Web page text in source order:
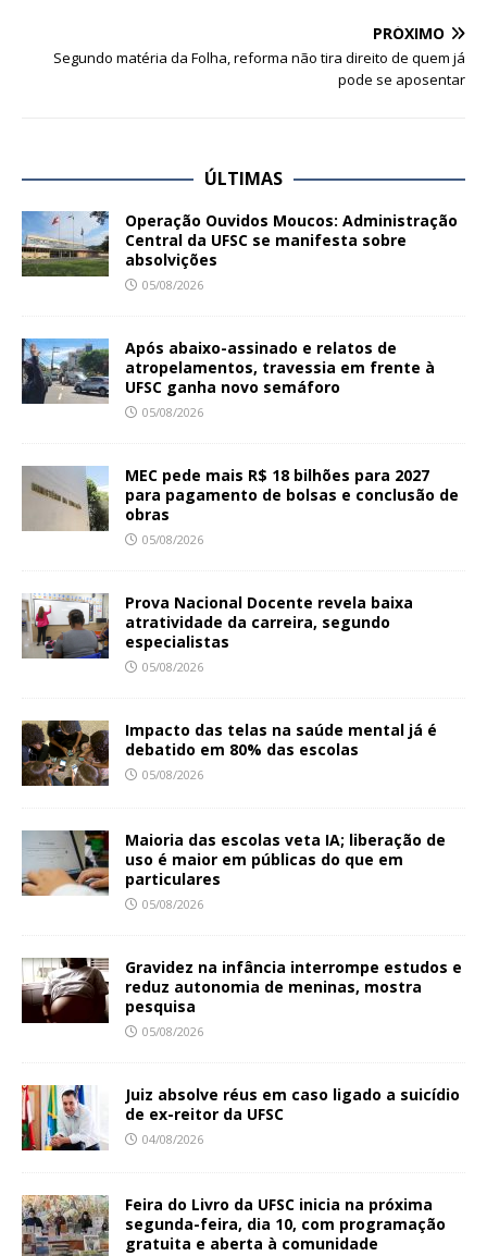
PRÓXIMO
Segundo matéria da Folha, reforma não tira direito de quem já
pode se aposentar
ÚLTIMAS
Operação Ouvidos Moucos: Administração
Central da UFSC se manifesta sobre
absolvições
05/08/2026
Após abaixo-assinado e relatos de
atropelamentos, travessia em frente à
UFSC ganha novo semáforo
05/08/2026
MEC pede mais R$ 18 bilhões para 2027
para pagamento de bolsas e conclusão de
obras
05/08/2026
Prova Nacional Docente revela baixa
atratividade da carreira, segundo
especialistas
05/08/2026
Impacto das telas na saúde mental já é
debatido em 80% das escolas
05/08/2026
Maioria das escolas veta IA; liberação de
uso é maior em públicas do que em
particulares
05/08/2026
Gravidez na infância interrompe estudos e
reduz autonomia de meninas, mostra
pesquisa
05/08/2026
Juiz absolve réus em caso ligado a suicídio
de ex-reitor da UFSC
04/08/2026
Feira do Livro da UFSC inicia na próxima
segunda-feira, dia 10, com programação
gratuita e aberta à comunidade